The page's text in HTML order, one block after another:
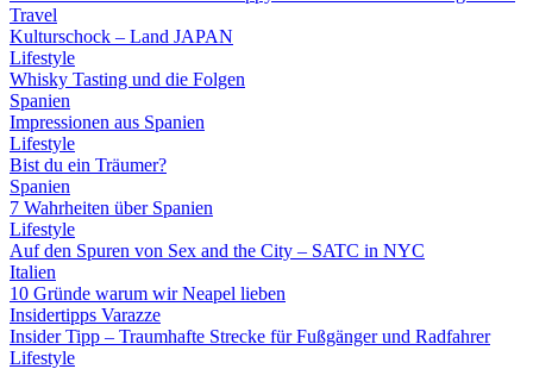
Travel
Kulturschock – Land JAPAN
Lifestyle
Whisky Tasting und die Folgen
Spanien
Impressionen aus Spanien
Lifestyle
Bist du ein Träumer?
Spanien
7 Wahrheiten über Spanien
Lifestyle
Auf den Spuren von Sex and the City – SATC in NYC
Italien
10 Gründe warum wir Neapel lieben
Insidertipps Varazze
Insider Tipp – Traumhafte Strecke für Fußgänger und Radfahrer
Lifestyle